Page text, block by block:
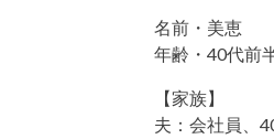
名前・美恵
年齢・40代前
【家族】
夫：会社員、